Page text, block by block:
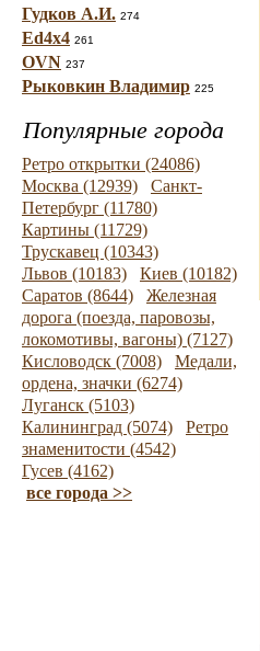
Гудков А.И. 274
Ed4x4 261
OVN 237
Рыковкин Владимир 225
Популярные города
Ретро открытки (24086)
Москва (12939)
Санкт-
Петербург (11780)
Картины (11729)
Трускавец (10343)
Львов (10183)
Киев (10182)
Саратов (8644)
Железная
дорога (поезда, паровозы,
локомотивы, вагоны) (7127)
Кисловодск (7008)
Медали,
ордена, значки (6274)
Луганск (5103)
Калининград (5074)
Ретро
знаменитости (4542)
Гусев (4162)
все города >>